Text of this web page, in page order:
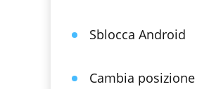
Sblocca Android
Cambia posizione